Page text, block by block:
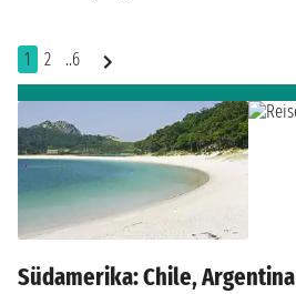
1 2 ..6
Südamerika: Chile, Argentina